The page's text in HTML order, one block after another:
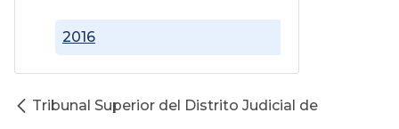
2016
Tribunal Superior del Distrito Judicial de